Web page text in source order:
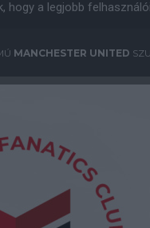
hogy a legjobb
MANCHESTER UNITED